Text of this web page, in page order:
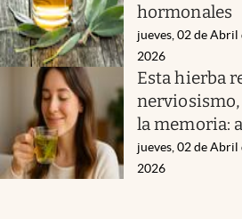
hormonales
jueves, 02 de Abril
2026
Esta hierba
nerviosismo,
la memoria:
jueves, 02 de Abril
2026